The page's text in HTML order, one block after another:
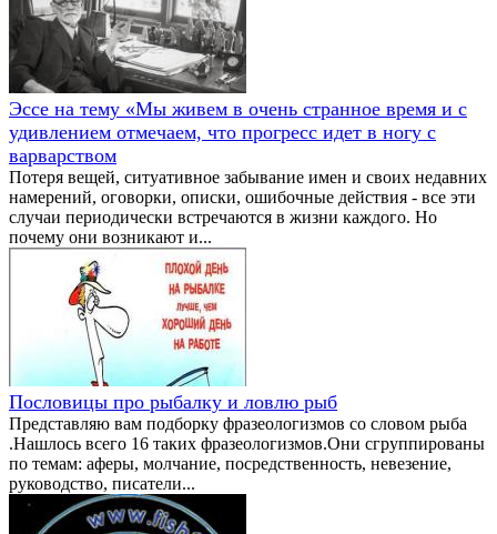
Эссе на тему «Мы живем в очень странное время и с
удивлением отмечаем, что прогресс идет в ногу с
варварством
Потеря вещей, ситуативное забывание имен и своих недавних
намерений, оговорки, описки, ошибочные действия - все эти
случаи периодически встречаются в жизни каждого. Но
почему они возникают и...
Пословицы про рыбалку и ловлю рыб
Представляю вам подборку фразеологизмов со словом рыба
.Нашлось всего 16 таких фразеологизмов.Они сгруппированы
по темам: аферы, молчание, посредственность, невезение,
руководство, писатели...